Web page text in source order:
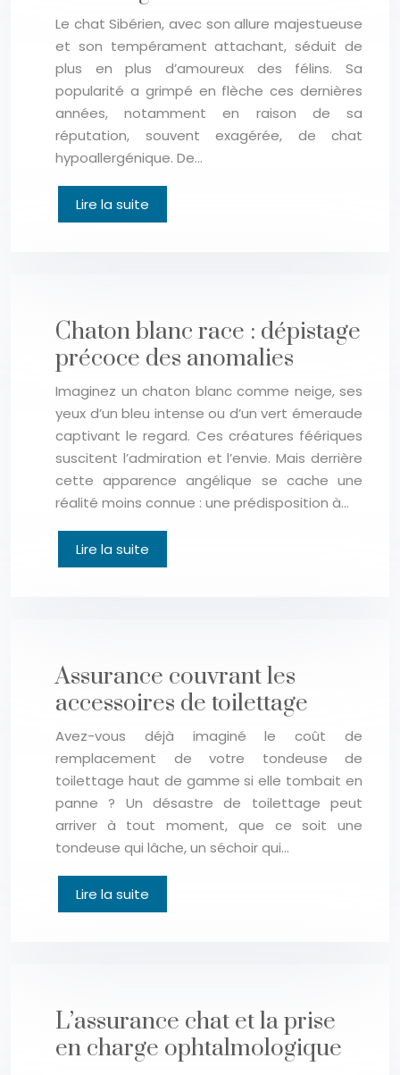
Le chat Sibérien, avec son allure majestueuse
et son tempérament attachant, séduit de
plus en plus d’amoureux des félins. Sa
popularité a grimpé en flèche ces dernières
années, notamment en raison de sa
réputation, souvent exagérée, de chat
hypoallergénique. De…
Lire la suite
Chaton blanc race : dépistage
précoce des anomalies
Imaginez un chaton blanc comme neige, ses
yeux d’un bleu intense ou d’un vert émeraude
captivant le regard. Ces créatures féériques
suscitent l’admiration et l’envie. Mais derrière
cette apparence angélique se cache une
réalité moins connue : une prédisposition à…
Lire la suite
Assurance couvrant les
accessoires de toilettage
Avez-vous déjà imaginé le coût de
remplacement de votre tondeuse de
toilettage haut de gamme si elle tombait en
panne ? Un désastre de toilettage peut
arriver à tout moment, que ce soit une
tondeuse qui lâche, un séchoir qui…
Lire la suite
L’assurance chat et la prise
en charge ophtalmologique